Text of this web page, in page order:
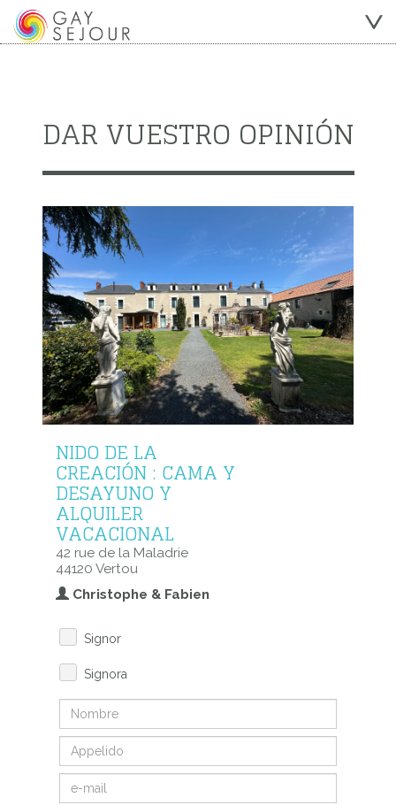
DAR VUESTRO OPINIÓN
NIDO DE LA
CREACIÓN : CAMA Y
DESAYUNO Y
ALQUILER
VACACIONAL
42 rue de la Maladrie
44120 Vertou
Christophe & Fabien
Signor
Signora